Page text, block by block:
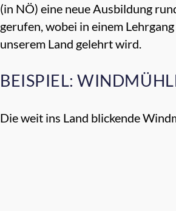
(in NÖ) eine neue Ausbildung
gerufen, wobei in einem
unserem Land gelehrt wird.
BEISPIEL:
Die weit ins Land blickende